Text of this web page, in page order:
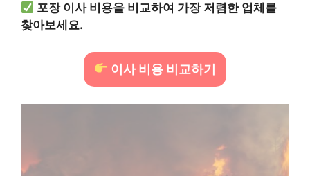
포장 이사 비용을 비교하여 가장 저렴한 업체를
찾아보세요.
이사 비용 비교하기